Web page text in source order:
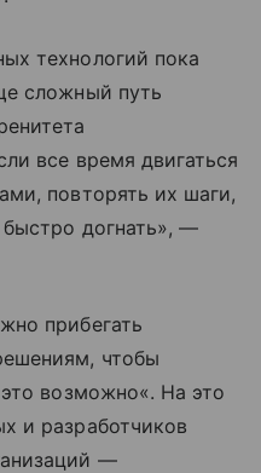
технологий пока
сложный путь
все время двигаться
повторять их шаги,
догнать», —
прибегать
чтобы
возможно«. На это
и разработчиков
—